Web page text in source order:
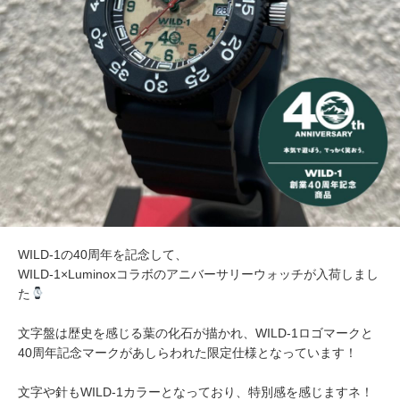
WILD-1の40周年を記念して、
WILD-1×Luminoxコラボのアニバーサリーウォッチが入荷しまし
た
文字盤は歴史を感じる葉の化石が描かれ、WILD-1ロゴマークと
40周年記念マークがあしらわれた限定仕様となっています！
文字や針もWILD-1カラーとなっており、特別感を感じますネ！